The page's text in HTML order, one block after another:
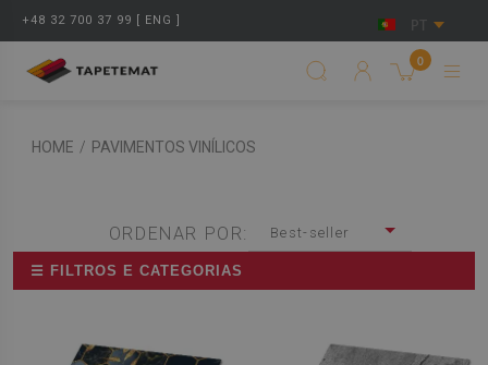
+48 32 700 37 99 [ ENG ] PT
0
HOME / PAVIMENTOS VINÍLICOS
ORDENAR POR: Best-seller
☰ FILTROS E CATEGORIAS